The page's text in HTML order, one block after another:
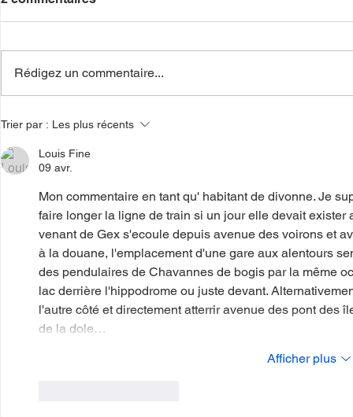
Logement : Genève ne peut
plus repousser les choix de
fond
Rédigez un commentaire...
Trier par : Les plus récents
Louis Fine
09 avr.
Mon commentaire en tant qu' habitant de divonne. Je
faire longer la ligne de train si un jour elle devait
venant de Gex s'ecoule depuis avenue des voirons et
à la douane, l'emplacement d'une gare aux alentours
des pendulaires de Chavannes de bogis par la même
lac derrière l'hippodrome ou juste devant.
l'autre côté et directement atterrir avenue des pont des
de la dole…
Afficher plus